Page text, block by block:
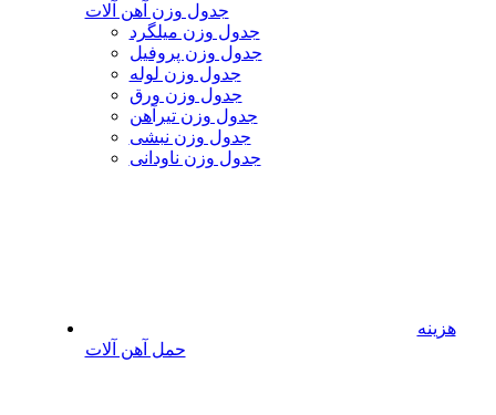
جدول وزن آهن آلات
جدول وزن میلگرد
جدول وزن پروفیل
جدول وزن لوله
جدول وزن ورق
جدول وزن تیرآهن
جدول وزن نبشی
جدول وزن ناودانی
هزینه
حمل آهن آلات